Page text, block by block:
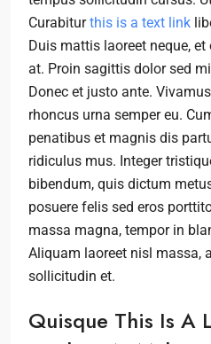
Curabiturthis is a text link
Duis mattis laoreet neque,
at. Proin sagittis dolor sed
Donec et justo ante.
rhoncus urna semper eu.
penatibus et magnis dis
ridiculus mus. Integer
bibendum, quis dictum
posuere felis sed eros
massa magna, tempor in
Aliquam laoreet nisl massa,
sollicitudin et.
Quisque This Is A